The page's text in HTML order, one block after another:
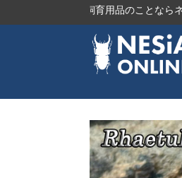
カブトムシ・飼育用品のことならネシア